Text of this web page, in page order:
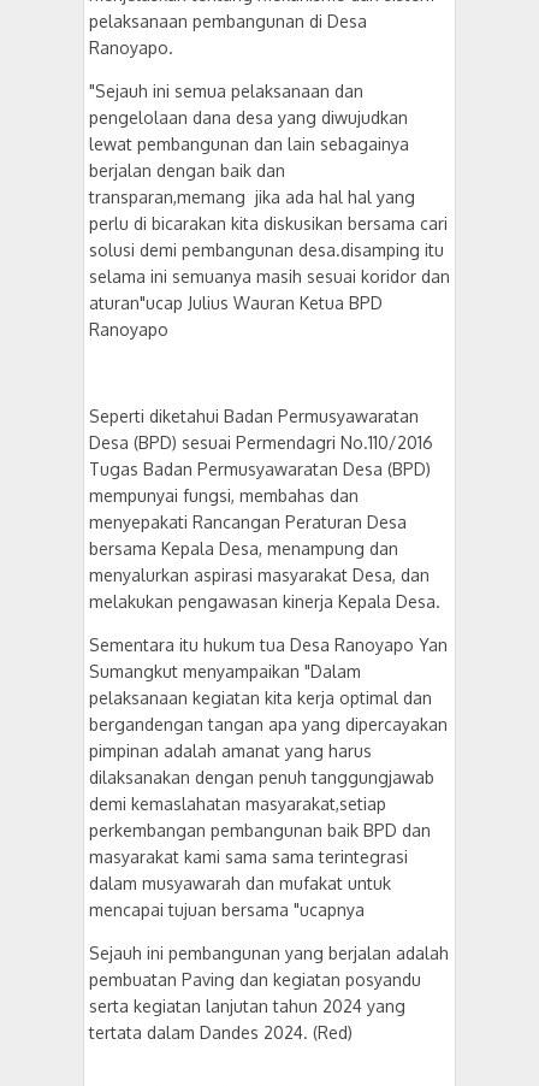
pelaksanaan pembangunan di Desa
Ranoyapo.
"Sejauh ini semua pelaksanaan dan
pengelolaan dana desa yang diwujudkan
lewat pembangunan dan lain sebagainya
berjalan dengan baik dan
transparan,memang jika ada hal hal yang
perlu di bicarakan kita diskusikan bersama cari
solusi demi pembangunan desa.disamping itu
selama ini semuanya masih sesuai koridor dan
aturan"ucap Julius Wauran Ketua BPD
Ranoyapo
Seperti diketahui Badan Permusyawaratan
Desa (BPD) sesuai Permendagri No.110/2016
Tugas Badan Permusyawaratan Desa (BPD)
mempunyai fungsi, membahas dan
menyepakati Rancangan Peraturan Desa
bersama Kepala Desa, menampung dan
menyalurkan aspirasi masyarakat Desa, dan
melakukan pengawasan kinerja Kepala Desa.
Sementara itu hukum tua Desa Ranoyapo Yan
Sumangkut menyampaikan "Dalam
pelaksanaan kegiatan kita kerja optimal dan
bergandengan tangan apa yang dipercayakan
pimpinan adalah amanat yang harus
dilaksanakan dengan penuh tanggungjawab
demi kemaslahatan masyarakat,setiap
perkembangan pembangunan baik BPD dan
masyarakat kami sama sama terintegrasi
dalam musyawarah dan mufakat untuk
mencapai tujuan bersama "ucapnya
Sejauh ini pembangunan yang berjalan adalah
pembuatan Paving dan kegiatan posyandu
serta kegiatan lanjutan tahun 2024 yang
tertata dalam Dandes 2024. (Red)